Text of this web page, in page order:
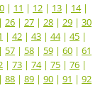
| 11 | 12 | 13 | 14|
| 26 | 27 | 28 | 29 | 30
| 42 | 43 | 44| 45 |
| 57 | 58 | 59 | 60 | 61
| 73 | 74| 75 | 76 |
| 88 | 89 | 90 | 91 | 92